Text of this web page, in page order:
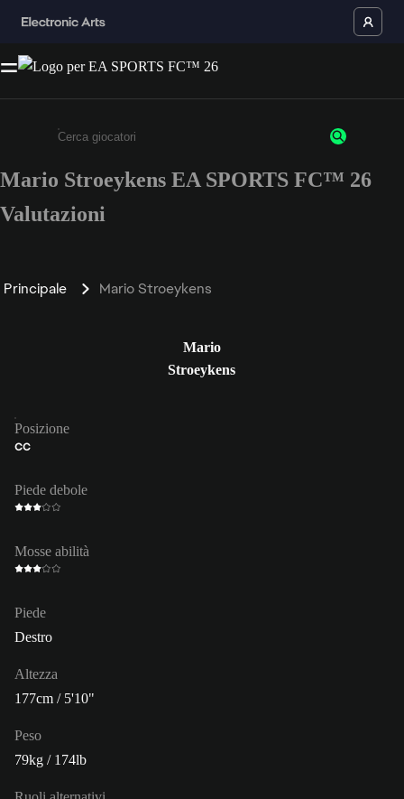
Inserisci un minimo di 3 caratteri o numeri.
Mario Stroeykens EA SPORTS FC™ 26
Valutazioni
Principale Mario Stroeykens
Mario
Stroeykens
Posizione
CC
Piede debole
Mosse abilità
Piede
Destro
Altezza
177cm / 5'10"
Peso
79kg / 174lb